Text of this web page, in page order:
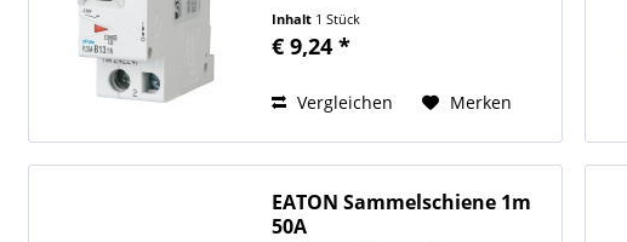
Bemessungsstrom:13A,
Frequenz:50Hz
(gesamt) 2 Bemessungsstrom 13
A...
Inhalt 1 Stück
€ 9,24 *
Vergleichen Merken
EATON Sammelschiene 1m
50A